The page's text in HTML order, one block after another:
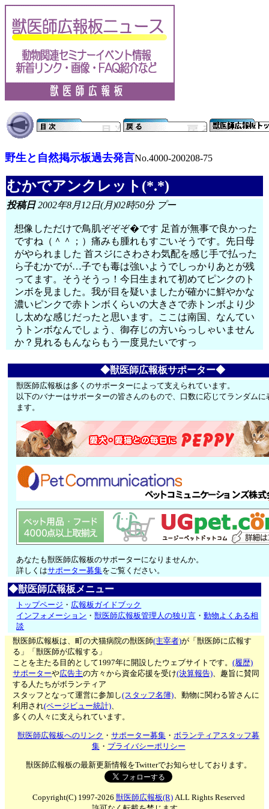
野生と自然掲示板過去発言No.4000-200208-75
むかでアンクレット(*.*)
投稿日2002年8月12日(月)02時50分 プー
想像しただけで鳥肌ぞぞぞ�です 足首が無事で良かった
ですね（＾＾；）痛みも腫れもすごいそうです。先日母
がやられました 首スジにさわさわ気配を感じ手で払った
ら子むかでが…子でも毒は強いようでしっかりあとが残
ってます。そうそうっ！今日生まれて初めてピンクのト
ンボを見ました。我が目を疑いましたが確かに鮮やかな
濃いピンクで赤トンボくらいの大きさで赤トンボより少
し太めな感じだったと思います。ここは南国、なんてい
うトンボなんでしょう、御存じの方いらっしゃいません
か？見れるもんならもう一度見たいですっ
◆獣医師広報板サポーター◆
獣医師広報板は多くのサポーターによって支えられています。
以下のバナーはサポーターの皆さんのもので、口数に応じてランダムに
ます。
あなたも獣医師広報板のサポーターになりませんか。
詳しくはサポーター募集をご覧ください。
◆獣医師広報板メニュー
トップページ ・ 広報板ガイドブック
インフォメーション ・獣医師広報板管理人の独り言 ・動物よくある相
談
獣医師広報板は、町の犬猫病院の獣医師(主宰者)が「獣医師に広報す
る」「獣医師が広報する」
ことを主たる目的として1997年に開設したウェブサイトです。(履歴)
サポーターや広告主の方々から資金応援を受け(決算報告)、趣旨に賛同
する人たちがボランティア
スタッフとなって運営に参加し(スタッフ名簿)、動物に関わる皆さんに
利用され(ページビュー統計)、
多くの人々に支えられています。
獣医師広報板へのリンク ・サポーター募集 ・ボランティアスタッフ募
集・ プライバシーポリシー
獣医師広報板の最新更新情報をTwitterでお知らせしております。
Copyright(C) 1997-2026 獣医師広報板(R)ALL Rights Reserved